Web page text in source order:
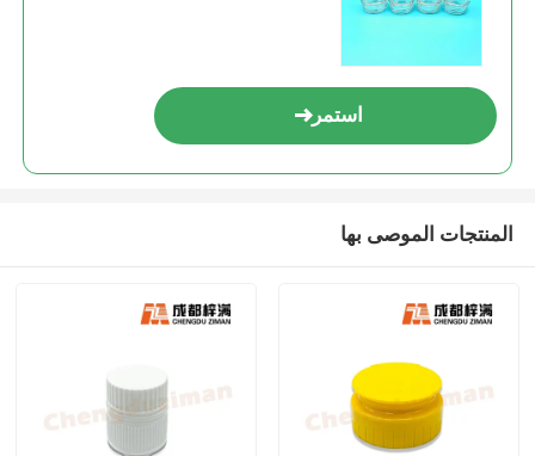
استمر
المنتجات الموصى بها